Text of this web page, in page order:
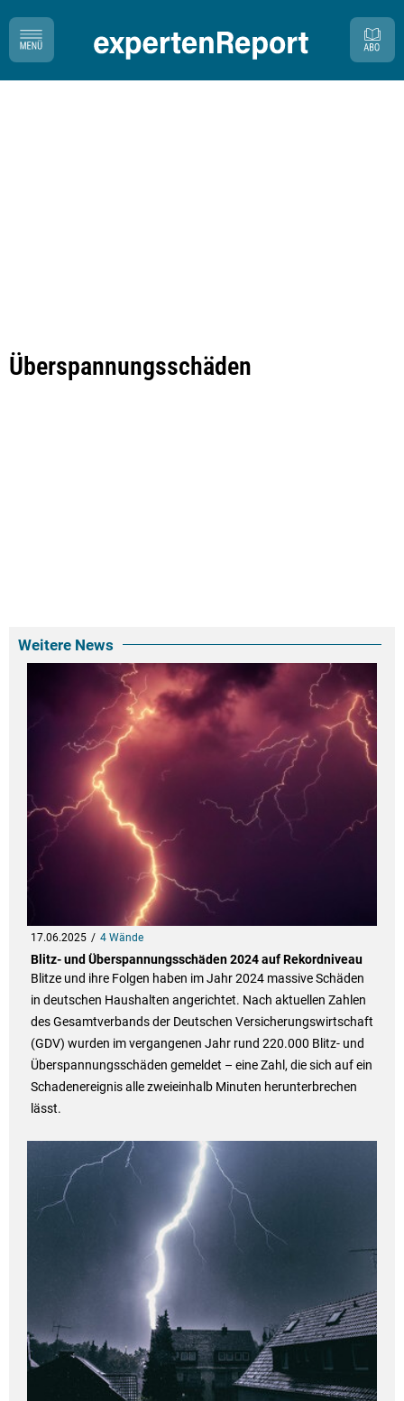
Überspannungsschäden
Weitere News
17.06.2025 4 Wände
Blitz- und Überspannungsschäden 2024 auf Rekordniveau
Blitze und ihre Folgen haben im Jahr 2024 massive Schäden
in deutschen Haushalten angerichtet. Nach aktuellen Zahlen
des Gesamtverbands der Deutschen Versicherungswirtschaft
(GDV) wurden im vergangenen Jahr rund 220.000 Blitz- und
Überspannungsschäden gemeldet – eine Zahl, die sich auf ein
Schadenereignis alle zweieinhalb Minuten herunterbrechen
lässt.